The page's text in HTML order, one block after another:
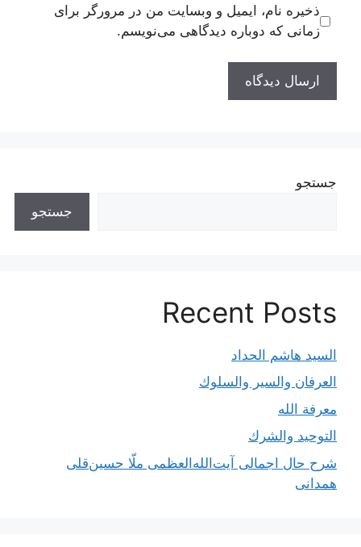
ذخیره نام، ایمیل و وبسایت من در مرورگر برای
زمانی که دوباره دیدگاهی می‌نویسم.
جستجو
جستجو
Recent Posts
السيد هاشم الحداد
العرفان والسیر والسلوك
معرفة الله
التوحيد والشرك
شرح حال اجمالی آیت‌الله‌العظمی ملّا حسین‌قلی
همدانی